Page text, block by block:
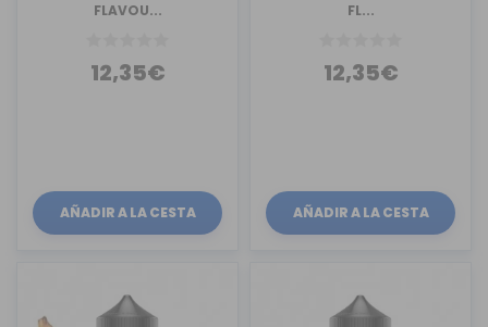
FLAVOU...
12,35€
AÑADIR A LA CESTA
FL...
12,35€
AÑADIR A LA CESTA